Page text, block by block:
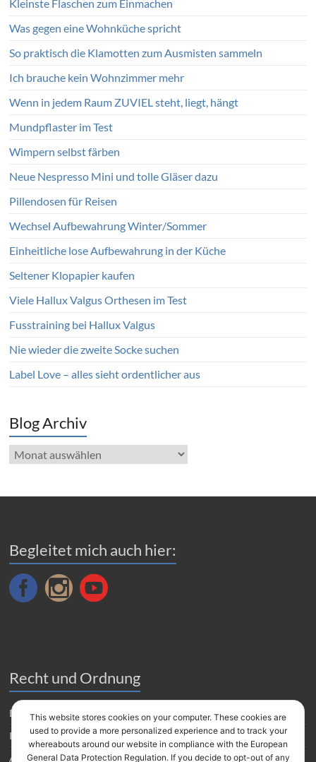
Kleinste Flaschen zum Einmachen
Was gegen eine Wohnküche spricht
So praktisch die Klamotten zum Ausmisten sammeln
Ich brauche kein Wohnzimmer mehr
Wenn in jedem Raum ZUVIEL steht, liegt, hängt
Mundpflaster im Test
Wimpern selbst färben
Neue Nespresso Mini und tolle Gläser dazu
Pillendosen für Reisen
Wechsel Aufbewahrung Winter/Sommer
Einheitliche lose Aufbewahrung in der Küche
Seltener Klopapier kaufen
Viele Hallux Valgus Orthesen im Test
Fusstraining bei Hallux Valgus
Nie wieder die zweite Socke suchen
Label Love – alles sieht ordentlicher aus
Blog Archiv
Blog
Archiv
Begleitet mich auch hier:
Recht und Ordnung
Datenverarbeitung
Impressum
Amazon Partnerprogramm
This website stores cookies on your computer. These cookies are
used to provide a more personalized experience and to track your
whereabouts around our website in compliance with the European
General Data Protection Regulation. If you decide to opt-out of any